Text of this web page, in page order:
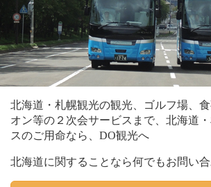
北海道・札幌観光の観光、ゴルフ場、
オン等の２次会サービスまで、北海道
スのご用命なら、DO観光へ
北海道に関することなら何でもお問い合